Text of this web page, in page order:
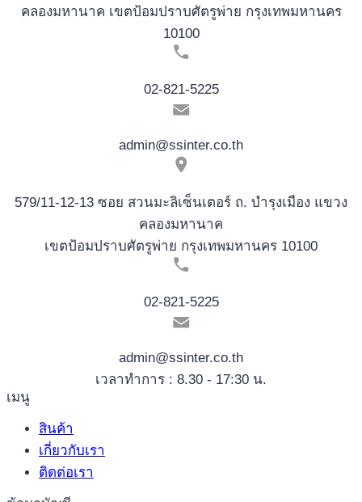
คลองมหานาค เขตป้อมปราบศัตรูพ่าย กรุงเทพมหานคร
10100
02-821-5225
admin@ssinter.co.th
579/11-12-13 ซอย สวนมะลิเซ็นเตอร์ ถ. บำรุงเมือง แขวง
คลองมหานาค
เขตป้อมปราบศัตรูพ่าย กรุงเทพมหานคร 10100
02-821-5225
admin@ssinter.co.th
เวลาทำการ : 8.30 - 17:30 น.
เมนู
สินค้า
เกี่ยวกับเรา
ติดต่อเรา